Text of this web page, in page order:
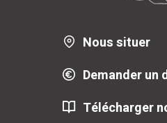
Nous situer
Demander un
Télécharger